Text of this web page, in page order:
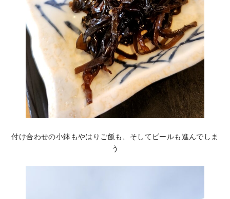
付け合わせの小鉢もやはりご飯も、そしてビールも進んでしま
う